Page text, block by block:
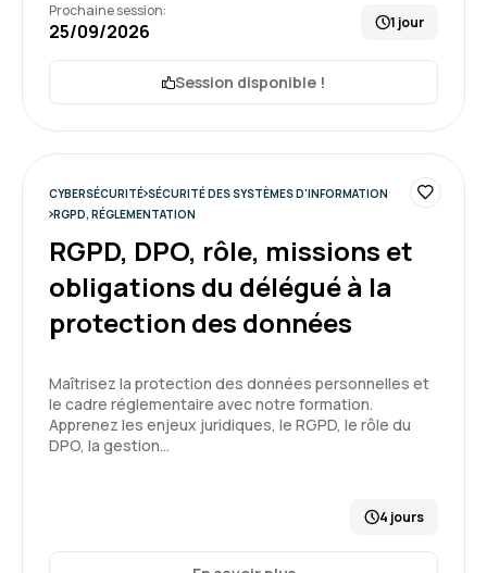
Prochaine session:
25/09/2026 1 jour
Session disponible !
CYBERSÉCURITÉ SÉCURITÉ DES SYSTÈMES D'INFORMATION
RGPD, RÉGLEMENTATION
RGPD, DPO, rôle, missions et
obligations du délégué à la
protection des données
Maîtrisez la protection des données personnelles et
le cadre réglementaire avec notre formation.
Apprenez les enjeux juridiques, le RGPD, le rôle du
DPO, la gestion…
4 jours